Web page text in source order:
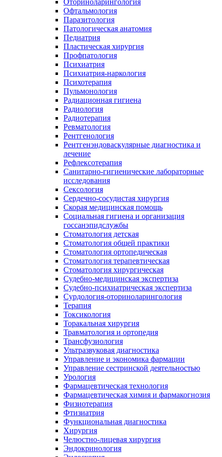
Оториноларингология
Офтальмология
Паразитология
Патологическая анатомия
Педиатрия
Пластическая хирургия
Профпатология
Психиатрия
Психиатрия-наркология
Психотерапия
Пульмонология
Радиационная гигиена
Радиология
Радиотерапия
Ревматология
Рентгенология
Рентгенэндоваскулярные диагностика и
лечение
Рефлексотерапия
Санитарно-гигиенические лабораторные
исследования
Сексология
Сердечно-сосудистая хирургия
Скорая медицинская помощь
Социальная гигиена и организация
госсанэпидслужбы
Стоматология детская
Стоматология общей практики
Стоматология ортопедическая
Стоматология терапевтическая
Стоматология хирургическая
Судебно-медицинская экспертиза
Судебно-психиатрическая экспертиза
Сурдология-оториноларингология
Терапия
Токсикология
Торакальная хирургия
Травматология и ортопедия
Трансфузиология
Ультразвуковая диагностика
Управление и экономика фармации
Управление сестринской деятельностью
Урология
Фармацевтическая технология
Фармацевтическая химия и фармакогнозия
Физиотерапия
Фтизиатрия
Функциональная диагностика
Хирургия
Челюстно-лицевая хирургия
Эндокринология